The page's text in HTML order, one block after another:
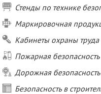
Стенды по технике
Маркировочная
Кабинеты охраны труда
Пожарная безопасность
Дорожная безопасность
Безопасность в